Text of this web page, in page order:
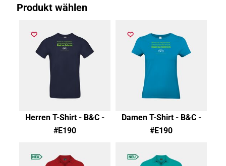
Produkt wählen
Herren T-Shirt - B&C -
#E190
Damen T-Shirt - B&C -
#E190